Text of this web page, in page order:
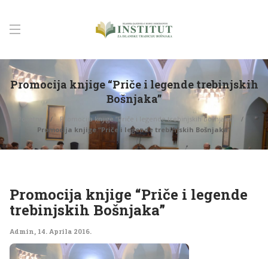
Promocija knjige “Priče i legende trebinjskih
Bošnjaka”
Promocija knjige “Priče i legende trebinjskih Bošnjaka”
Promocija knjige “Priče i legende trebinjskih Bošnjaka”
Promocija knjige “Priče i legende
trebinjskih Bošnjaka”
Admin, 14. Aprila 2016.